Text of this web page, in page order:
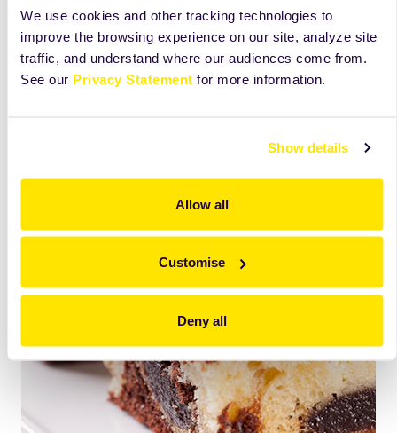
We use cookies and other tracking technologies to
improve the browsing experience on our site, analyze site
traffic, and understand where our audiences come from.
See our Privacy Statement for more information.
Show details
Allow all
Customise
Deny all